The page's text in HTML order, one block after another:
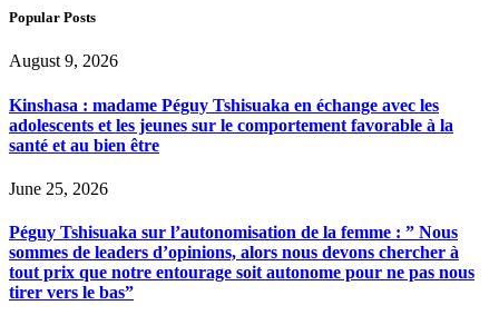
Popular Posts
August 9, 2026
Kinshasa : madame Péguy Tshisuaka en échange avec les
adolescents et les jeunes sur le comportement favorable à la
santé et au bien être
June 25, 2026
Péguy Tshisuaka sur l’autonomisation de la femme : ” Nous
sommes de leaders d’opinions, alors nous devons chercher à
tout prix que notre entourage soit autonome pour ne pas nous
tirer vers le bas”